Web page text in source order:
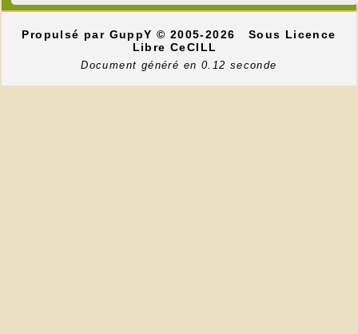
Propulsé par GuppY© 2005-2026
Sous Licence
Libre CeCILL
Document généré en 0.12 seconde